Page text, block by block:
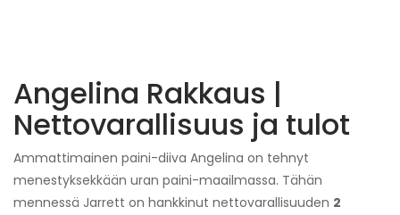
Angelina Rakkaus |
Nettovarallisuus ja tulot
Ammattimainen paini-diiva Angelina on tehnyt
menestyksekkään uran paini-maailmassa. Tähän
mennessä Jarrett on hankkinut nettovarallisuuden 2